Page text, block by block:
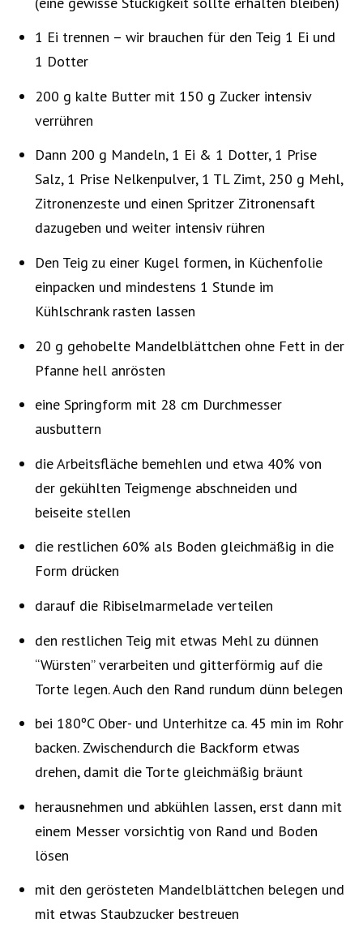
1 Ei trennen – wir brauchen für den Teig 1 Ei und
1 Dotter
200 g kalte Butter mit 150 g Zucker intensiv
verrühren
Dann 200 g Mandeln, 1 Ei & 1 Dotter, 1 Prise
Salz, 1 Prise Nelkenpulver, 1 TL Zimt, 250 g Mehl,
Zitronenzeste und einen Spritzer Zitronensaft
dazugeben und weiter intensiv rühren
Den Teig zu einer Kugel formen, in Küchenfolie
einpacken und mindestens 1 Stunde im
Kühlschrank rasten lassen
20 g gehobelte Mandelblättchen ohne Fett in der
Pfanne hell anrösten
eine Springform mit 28 cm Durchmesser
ausbuttern
die Arbeitsfläche bemehlen und etwa 40% von
der gekühlten Teigmenge abschneiden und
beiseite stellen
die restlichen 60% als Boden gleichmäßig in die
Form drücken
darauf die Ribiselmarmelade verteilen
den restlichen Teig mit etwas Mehl zu dünnen
“Würsten” verarbeiten und gitterförmig auf die
Torte legen. Auch den Rand rundum dünn belegen
bei 180ºC Ober- und Unterhitze ca. 45 min im Rohr
backen. Zwischendurch die Backform etwas
drehen, damit die Torte gleichmäßig bräunt
herausnehmen und abkühlen lassen, erst dann mit
einem Messer vorsichtig von Rand und Boden
lösen
mit den gerösteten Mandelblättchen belegen und
mit etwas Staubzucker bestreuen